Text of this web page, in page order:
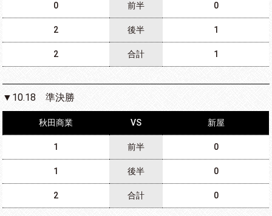
0 前半 0
2 後半 1
2 合計 1
▼10.18 準決勝
秋田商業 VS 新屋
1 前半 0
1 後半 0
2 合計 0